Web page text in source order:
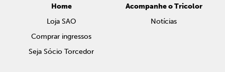
Home
Loja SAO
Comprar ingressos
Seja Sócio Torcedor
Acompanhe o Tricolor
Notícias